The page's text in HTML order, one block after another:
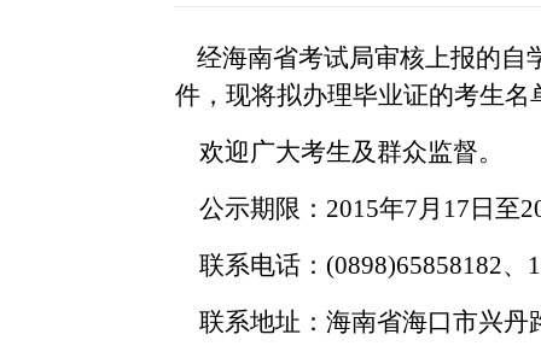
经海南省考试局审核上报的自
件，现将拟办理毕业证的考生名
欢迎广大考生及群众监督。
公示期限： 2015年7月 17 日至
联系电话： (0898)65858182、
联系地址：海南省海口市兴丹